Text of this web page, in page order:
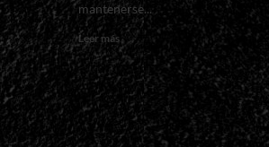
mantenerse...
Leer másRead
more
about
<small>El
Ex
Seventh
Avenue